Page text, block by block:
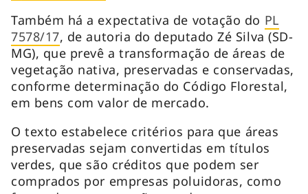
Também há a expectativa de votação do PL
7578/17, de autoria do deputado Zé Silva (SD-
MG), que prevê a transformação de áreas de
vegetação nativa, preservadas e conservadas,
conforme determinação do Código Florestal,
em bens com valor de mercado.
O texto estabelece critérios para que áreas
preservadas sejam convertidas em títulos
verdes, que são créditos que podem ser
comprados por empresas poluidoras, como